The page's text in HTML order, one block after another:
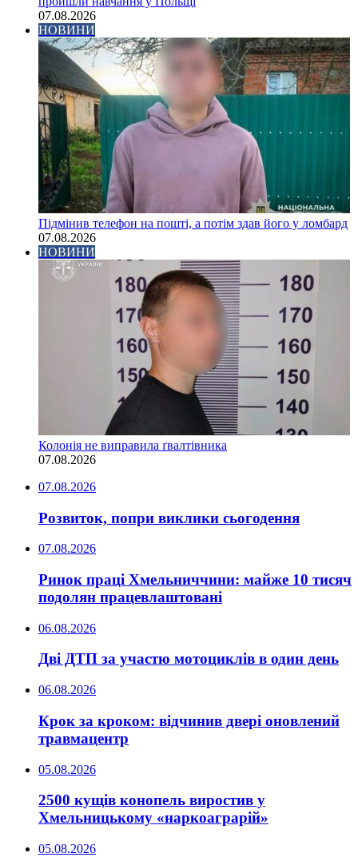
07.08.2026
НОВИНИ
Підмінив телефон на пошті, а потім здав його у ломбард
07.08.2026
НОВИНИ
Колонія не виправила ґвалтівника
07.08.2026
07.08.2026
Розвиток, попри виклики сьогодення
07.08.2026
Ринок праці Хмельниччини: майже 10 тисяч
подолян працевлаштовані
06.08.2026
Дві ДТП за участю мотоциклів в один день
06.08.2026
Крок за кроком: відчинив двері оновлений
травмацентр
05.08.2026
2500 кущів конопель виростив у
Хмельницькому «наркоаграрій»
05.08.2026